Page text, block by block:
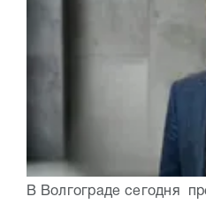
В Волгограде сегодня